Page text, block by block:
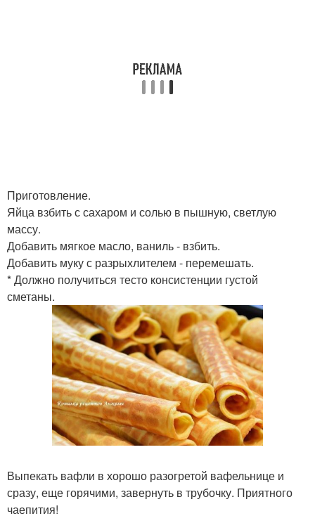
Приготовление.
Яйца взбить с сахаром и солью в пышную, светлую
массу.
Добавить мягкое масло, ваниль - взбить.
Добавить муку с разрыхлителем - перемешать.
* Должно получиться тесто консистенции густой
сметаны.
Выпекать вафли в хорошо разогретой вафельнице и
сразу, еще горячими, завернуть в трубочку. Приятного
чаепития!